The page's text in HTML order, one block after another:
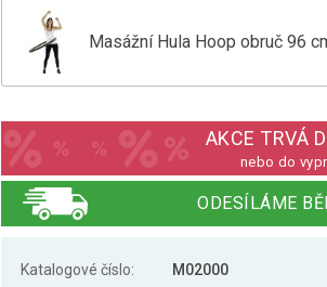
Masážní Hula Hoop obruč 96
Masážní hula hoop obruč 110
AKCE TRVÁ
nebo do
ODESÍLÁME
Katalogové číslo:
M02000